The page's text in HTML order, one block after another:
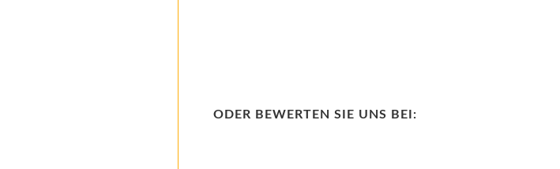
ODER BEWERTEN SIE UNS BEI: